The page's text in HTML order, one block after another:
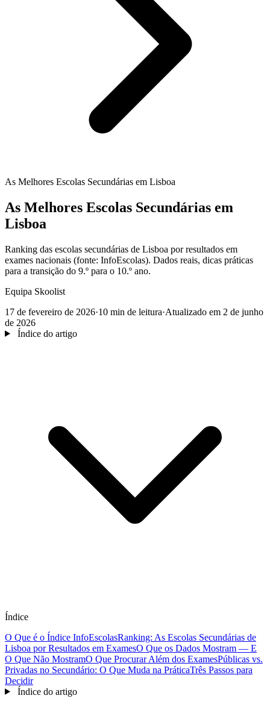
As Melhores Escolas Secundárias em Lisboa
As Melhores Escolas Secundárias em
Lisboa
Ranking das escolas secundárias de Lisboa por resultados em
exames nacionais (fonte: InfoEscolas). Dados reais, dicas práticas
para a transição do 9.º para o 10.º ano.
Equipa Skoolist
17 de fevereiro de 2026·10 min de leitura·Atualizado em 2 de junho
de 2026
Índice do artigo
Índice
O Que é o Índice InfoEscolasRanking: As Escolas Secundárias de
Lisboa por Resultados em ExamesO Que os Dados Mostram — E
O Que Não MostramO Que Procurar Além dos ExamesPúblicas vs.
Privadas no Secundário: O Que Muda na PráticaTrês Passos para
Decidir
Índice do artigo